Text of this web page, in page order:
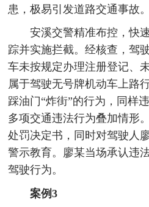
患，极易引发道路交通事故。
安溪交警精准布控，快
踪并实施拦截。经核查，驾
车未按规定办理注册登记、
属于驾驶无号牌机动车上路
踩油门“炸街”的行为，同样
多项交通违法行为叠加情形
处罚决定书，同时对驾驶人
警示教育。廖某当场承认违
驾驶行为。
案例3